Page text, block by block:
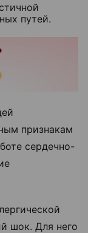
путей.
признакам
сердечно-
шок. Для него